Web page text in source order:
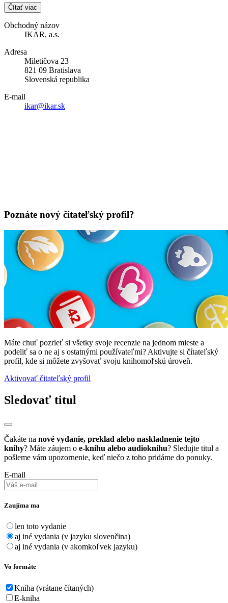
Čítať viac
Obchodný názov
IKAR, a.s.
Adresa
Miletičova 23
821 09 Bratislava
Slovenská republika
E-mail
ikar@ikar.sk
Poznáte nový čitateľský profil?
Máte chuť pozrieť si všetky svoje recenzie na jednom mieste a
podeliť sa o ne aj s ostatnými používateľmi? Aktivujte si čítateľský
profil, kde si môžete zvyšovať svoju knihomoľskú úroveň.
Aktivovať čitateľský profil
Sledovať titul
Čakáte na nové vydanie, preklad alebo naskladnenie tejto
knihy? Máte záujem o e-knihu alebo audioknihu? Sledujte titul a
pošleme vám upozornenie, keď niečo z toho pridáme do ponuky.
E-mail
Zaujíma ma
len toto vydanie
aj iné vydania (v jazyku slovenčina)
aj iné vydania (v akomkoľvek jazyku)
Vo formáte
Kniha (vrátane čítaných)
E-kniha